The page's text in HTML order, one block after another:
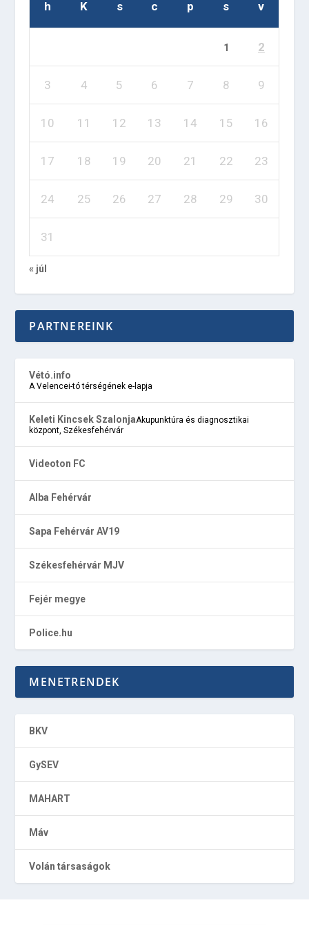
h K s c p s v
1 2
3 4 5 6 7 8 9
10 11 12 13 14 15 16
17 18 19 20 21 22 23
24 25 26 27 28 29 30
31
« júl
PARTNEREINK
Vétó.info
A Velencei-tó térségének e-lapja
Keleti Kincsek SzalonjaAkupunktúra és diagnosztikai
központ, Székesfehérvár
Videoton FC
Alba Fehérvár
Sapa Fehérvár AV19
Székesfehérvár MJV
Fejér megye
Police.hu
MENETRENDEK
BKV
GySEV
MAHART
Máv
Volán társaságok